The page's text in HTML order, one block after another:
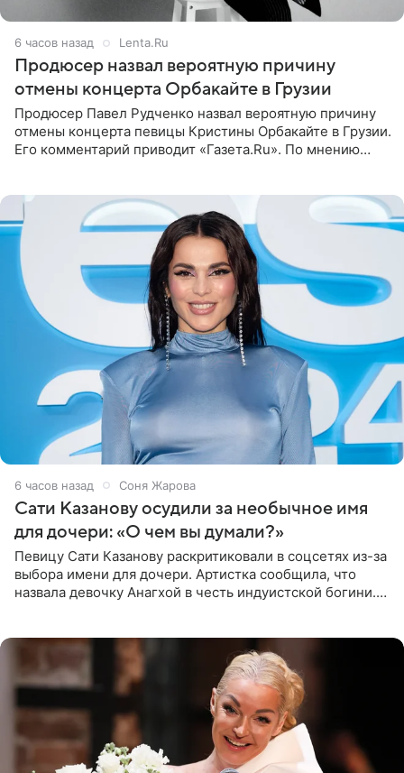
6 часов назад Lenta.Ru
Продюсер назвал вероятную причину
отмены концерта Орбакайте в Грузии
Продюсер Павел Рудченко назвал вероятную причину
отмены концерта певицы Кристины Орбакайте в Грузии.
Его комментарий приводит «Газета.Ru». По мнению
6 часов назад Соня Жарова
Сати Казанову осудили за необычное имя
для дочери: «О чем вы думали?»
Певицу Сати Казанову раскритиковали в соцсетях из-за
выбора имени для дочери. Артистка сообщила, что
назвала девочку Анагхой в честь индуистской богини.